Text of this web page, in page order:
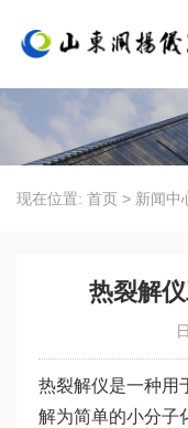
现在位置: 首页 > 新闻中
热裂解
热裂解仪是一种用
解为简单的小分子